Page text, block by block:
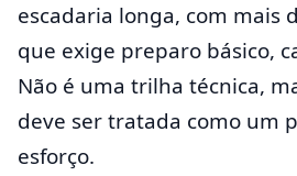
escadaria longa, com mais
que exige preparo básico,
Não é uma trilha técnica,
deve ser tratada como um
esforço.